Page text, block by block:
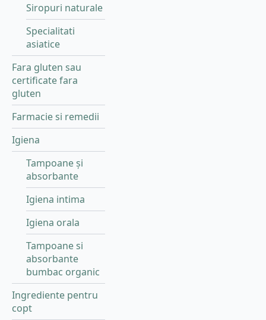
Siropuri naturale
Specialitati
asiatice
Fara gluten sau
certificate fara
gluten
Farmacie si remedii
Igiena
Tampoane și
absorbante
Igiena intima
Igiena orala
Tampoane si
absorbante
bumbac organic
Ingrediente pentru
copt